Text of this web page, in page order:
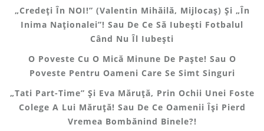
„Credeți În NOI!” (Valentin Mihăilă, Mijlocaș) Și „În
Inima Naționalei”! Sau De Ce Să Iubești Fotbalul
Când Nu Îl Iubești
O Poveste Cu O Mică Minune De Paște! Sau O
Poveste Pentru Oameni Care Se Simt Singuri
„Tati Part-Time” Și Eva Măruță, Prin Ochii Unei Foste
Colege A Lui Măruță! Sau De Ce Oamenii Își Pierd
Vremea Bombănind Binele?!